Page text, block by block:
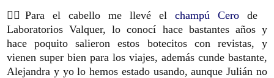
🏊‍♀️Para el cabello me llevé el champú Cero de
Laboratorios Valquer, lo conocí hace bastantes años y
hace poquito salieron estos botecitos con revistas, y
vienen super bien para los viajes, además cunde bastante,
Alejandra y yo lo hemos estado usando, aunque Julián no